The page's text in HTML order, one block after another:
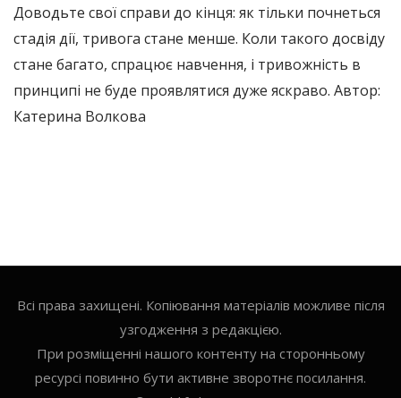
Доводьте свої справи до кінця: як тільки почнеться
стадія дії, тривога стане менше. Коли такого досвіду
стане багато, спрацює навчення, і тривожність в
принципі не буде проявлятися дуже яскраво. Автор:
Катерина Волкова
Всі права захищені. Копіювання матеріалів можливе після
узгодження з редакцією.
При розміщенні нашого контенту на сторонньому
ресурсі повинно бути активне зворотнє посилання.